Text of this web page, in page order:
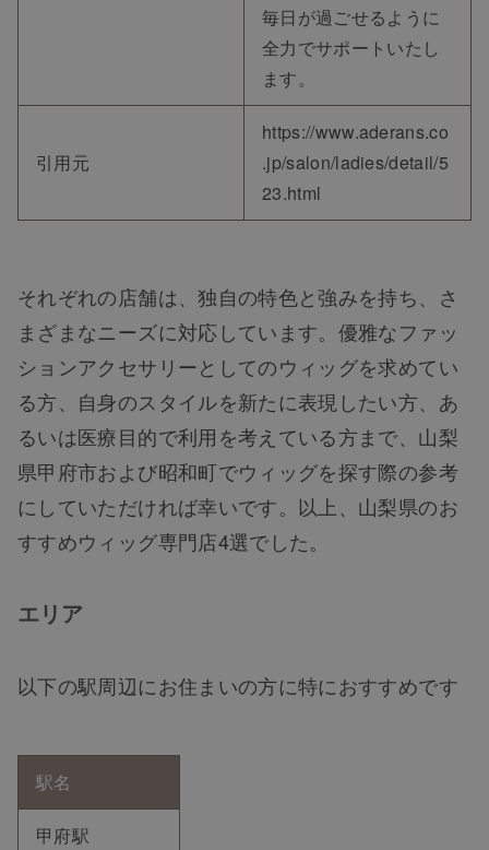
TOP
毎日が過ごせるように
全力でサポートいたし
ます。
引用元
https://www.aderans.co
.jp/salon/ladies/detail/5
23.html
それぞれの店舗は、独自の特色と強みを持ち、さ
まざまなニーズに対応しています。優雅なファッ
ションアクセサリーとしてのウィッグを求めてい
る方、自身のスタイルを新たに表現したい方、あ
るいは医療目的で利用を考えている方まで、山梨
県甲府市および昭和町でウィッグを探す際の参考
にしていただければ幸いです。以上、山梨県のお
すすめウィッグ専門店4選でした。
エリア
以下の駅周辺にお住まいの方に特におすすめです
駅名
甲府駅